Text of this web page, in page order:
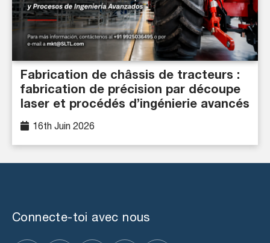
Fabrication de châssis de tracteurs :
fabrication de précision par découpe
laser et procédés d’ingénierie avancés
16th Juin 2026
Connecte-toi avec nous